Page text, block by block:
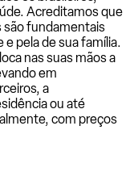
Acreditamos que
são fundamentais
e pela de sua família.
nas suas mãos a
em
a
ou até
com preços